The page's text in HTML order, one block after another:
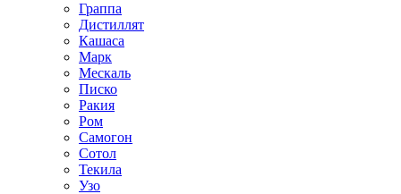
Граппа
Дистиллят
Кашаса
Марк
Мескаль
Писко
Ракия
Ром
Самогон
Сотол
Текила
Узо